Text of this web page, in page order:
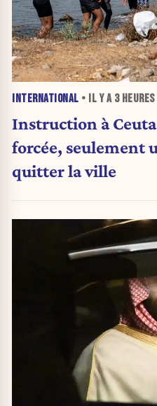
INTERNATIONAL • IL Y A 3 HEURES
Instruction à
forcée, seulement
quitter la ville